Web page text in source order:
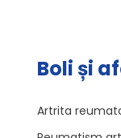
Boli și
Artrita